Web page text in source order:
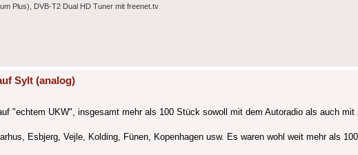
Plus), DVB-T2 Dual HD Tuner mit freenet.tv
Sylt (analog)
"echtem UKW", insgesamt mehr als 100 Stück sowoll mit dem Autoradio als auch mit
Esbjerg, Vejle, Kolding, Fünen, Kopenhagen usw. Es waren wohl weit mehr als